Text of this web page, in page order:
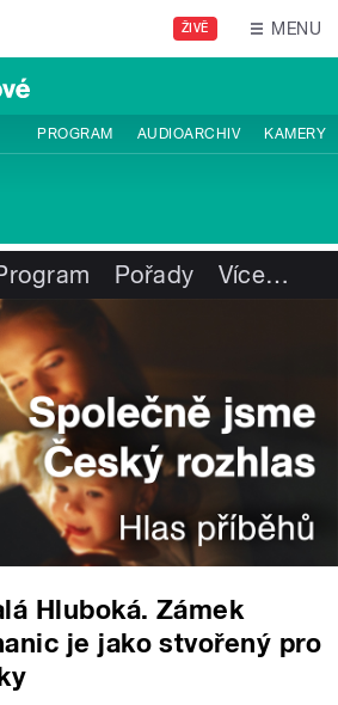
ŽIVĚ MENU
PROGRAM AUDIOARCHIV KAMERY
Pořady Více…
Hluboká. Zámek
je jako stvořený pro